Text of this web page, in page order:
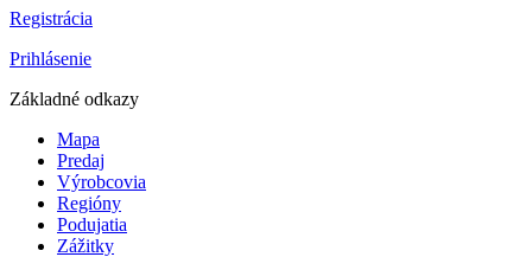
Registrácia
Prihlásenie
Základné odkazy
Mapa
Predaj
Výrobcovia
Regióny
Podujatia
Zážitky